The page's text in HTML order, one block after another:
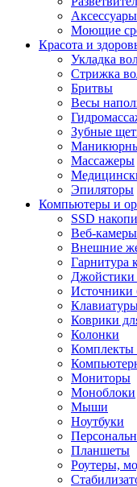
Моющие
Красота и
Укладка
Стрижка
Бритвы
Весы
Зубные
Массажеры
Эпиляторы
Компьютеры и
SSD
Веб-камеры
Внешние
Гарнитура
Джойстики
Источники
Коврики
Колонки
Комплекты
Мониторы
Моноблоки
Мыши
Ноутбуки
Планшеты
Роутеры,